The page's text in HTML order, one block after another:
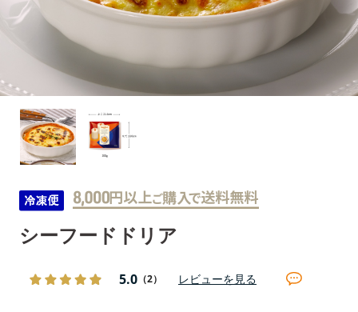
シーフードドリア
5.0 （2） レビューを見る